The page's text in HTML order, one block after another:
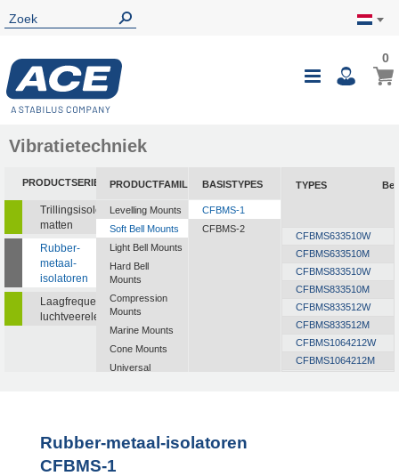
0
Vibratietechniek
PRODUCTSERIE
Trillingsisolerende
matten
Rubber-
metaal-
isolatoren
Laagfrequente
luchtveerelementen
PRODUCTFAMILIE
Levelling Mounts
Soft Bell Mounts
Light Bell Mounts
Hard Bell
Mounts
Compression
Mounts
Marine Mounts
Cone Mounts
Universal
Flex Locs
BASISTYPES
CFBMS-1
CFBMS-2
TYPES
CFBMS633510W
CFBMS633510M
CFBMS833510W
CFBMS833510M
CFBMS833512W
CFBMS833512M
CFBMS1064212W
CFBMS1064212M
Rubber-metaal-isolatoren
CFBMS-1